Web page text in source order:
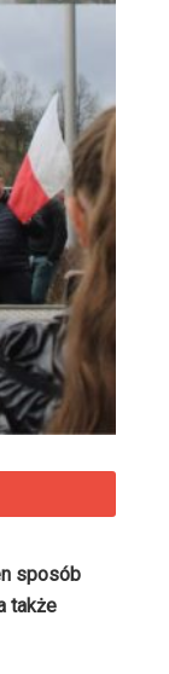
sposób
także